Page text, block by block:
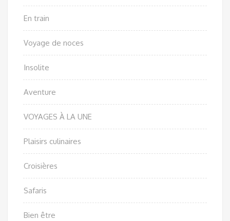
En train
Voyage de noces
Insolite
Aventure
VOYAGES À LA UNE
Plaisirs culinaires
Croisières
Safaris
Bien être